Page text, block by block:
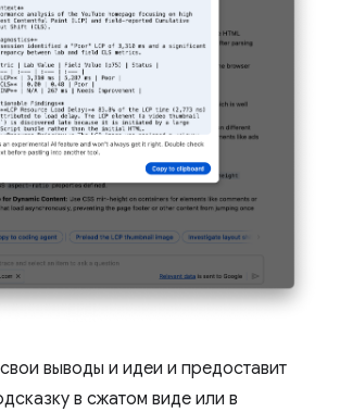
выводы и идеи и предоставит
в сжатом виде или в